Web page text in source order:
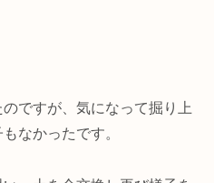
ですが、気になって掘り上
なかったです。